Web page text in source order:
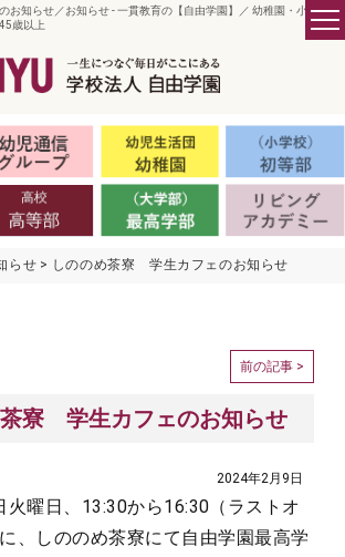
お知らせ／お知らせ - 一貫教育の【自由学園】／ 幼稚園・小学
歳以上
らせ しののめ茶寮 学生カフェのお知らせ
前の記事 >
茶寮 学生カフェのお知らせ
2024年2月9日
火曜日、13:30から16:30（ラストオ
、しののめ茶寮にて自由学園最高学